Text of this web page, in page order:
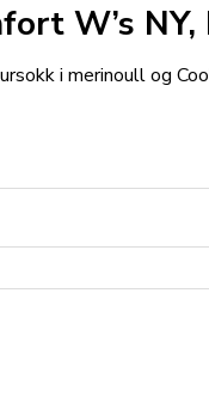
W’s
i merinoull og